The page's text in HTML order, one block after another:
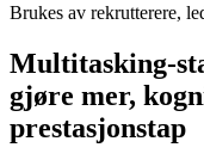
Brukes av rekrutterere,
Multitasking-
gjøre mer,
prestasjonstap